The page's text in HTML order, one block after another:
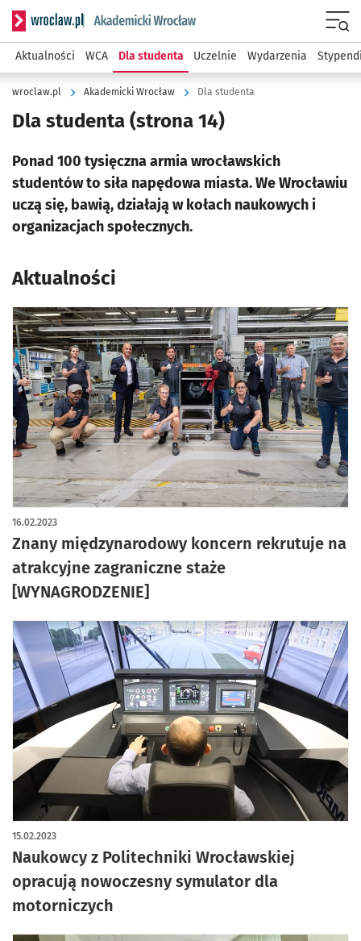
Serwis informacyjny wroclaw.pl podserwis: Akademicki
Aktualności WCA Dla studenta Uczelnie Wydarzenia
wroclaw.pl Akademicki Wrocław Dla studenta
Dla studenta (strona 14)
Ponad 100 tysięczna armia wrocławskich
studentów to siła napędowa miasta. We Wrocławiu
uczą się, bawią, działają w kołach naukowych i
organizacjach społecznych.
Aktualności
Znany międzynarodowy koncern rekrutuje na
atrakcyjne zagraniczne staże
[WYNAGRODZENIE]
16.02.2023
Naukowcy z Politechniki Wrocławskiej
opracują nowoczesny symulator dla
motorniczych
15.02.2023